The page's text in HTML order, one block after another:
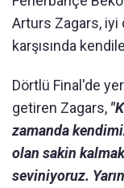
Arturs Zagars, iyi
karşısında
Dörtlü Final'de
getiren Zagars,
zamanda
olan sakin
seviniyoruz.